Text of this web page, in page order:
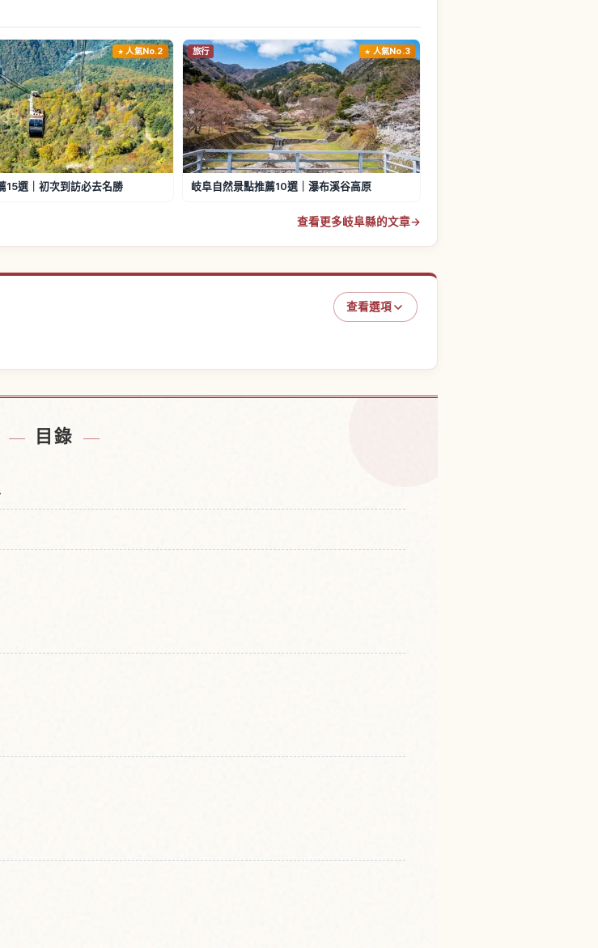
人氣No.2
15選｜初次到訪必去名勝
旅行 人氣No.3
岐阜自然景點推薦10選｜瀑布溪谷高原
查看更多岐阜縣的文章→
查看選項
目錄